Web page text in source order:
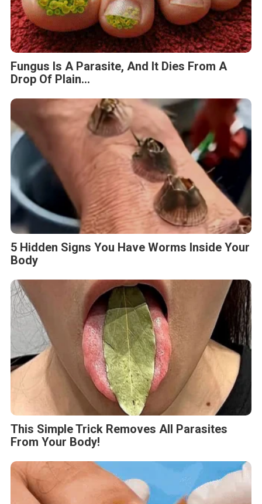
Fungus Is A Parasite, And It Dies From A
Drop Of Plain...
5 Hidden Signs You Have Worms Inside Your
Body
This Simple Trick Removes All Parasites
From Your Body!